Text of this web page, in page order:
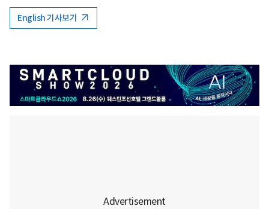
English 기사보기